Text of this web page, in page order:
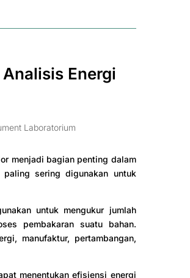
Energi
Laboratorium
menjadi bagian penting dalam
sering digunakan untuk
untuk mengukur jumlah
pembakaran suatu bahan.
manufaktur, pertambangan,
menentukan efisiensi energi